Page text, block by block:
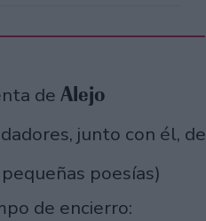
de Alejo
junto con él, de
poesías)
de encierro: